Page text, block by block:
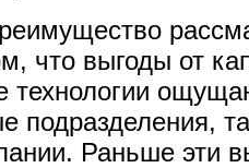
что выгоды от
подразделения,
Раньше эти